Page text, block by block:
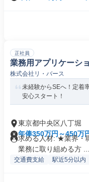
正社員
業務用アプリケーシ
株式会社リ・バース
未経験からSEへ！定着
安心スタート！
東京都中央区八丁堀
年俸350万円～450万
求める人材: ★業界・
業務に取り組める方 ...
交通費支給 駅近5分以内